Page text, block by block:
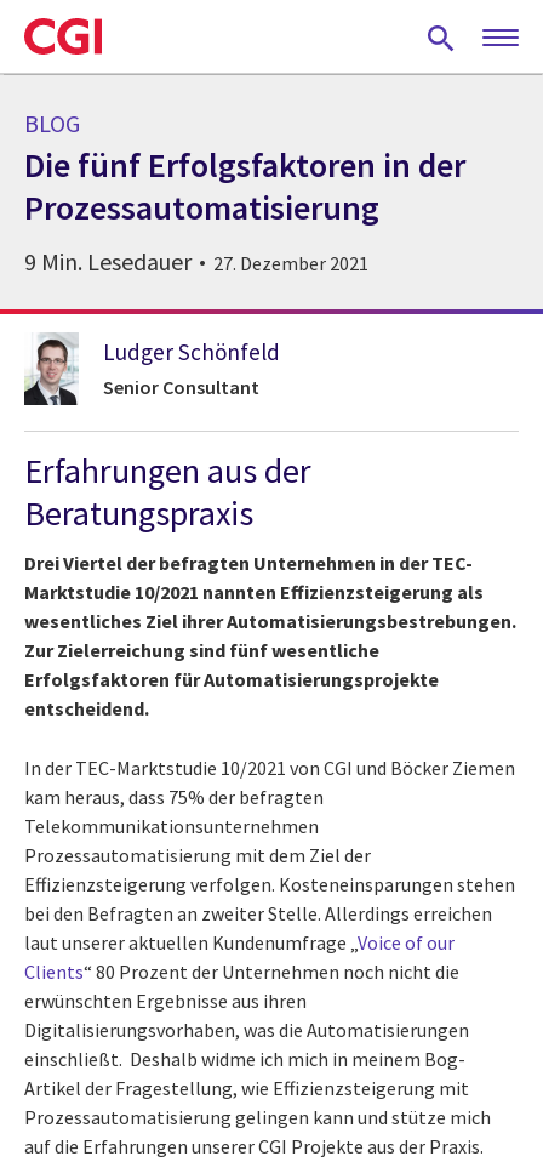
Skip
to
main
BLOG
Die fünf Erfolgsfaktoren in der
Prozessautomatisierung
9 Min. Lesedauer 27. Dezember 2021
Ludger Schönfeld
Senior Consultant
Erfahrungen aus der
Beratungspraxis
Drei Viertel der befragten Unternehmen in der TEC-
Marktstudie 10/2021 nannten Effizienzsteigerung als
wesentliches Ziel ihrer Automatisierungsbestrebungen.
Zur Zielerreichung sind fünf wesentliche
Erfolgsfaktoren für Automatisierungsprojekte
entscheidend.
In der TEC-Marktstudie 10/2021 von CGI und Böcker Ziemen
kam heraus, dass 75% der befragten
Telekommunikationsunternehmen
Prozessautomatisierung mit dem Ziel der
Effizienzsteigerung verfolgen. Kosteneinsparungen stehen
bei den Befragten an zweiter Stelle. Allerdings erreichen
laut unserer aktuellen Kundenumfrage „Voice of our
Clients“ 80 Prozent der Unternehmen noch nicht die
erwünschten Ergebnisse aus ihren
Digitalisierungsvorhaben, was die Automatisierungen
einschließt. Deshalb widme ich mich in meinem Bog-
Artikel der Fragestellung, wie Effizienzsteigerung mit
Prozessautomatisierung gelingen kann und stütze mich
auf die Erfahrungen unserer CGI Projekte aus der Praxis.